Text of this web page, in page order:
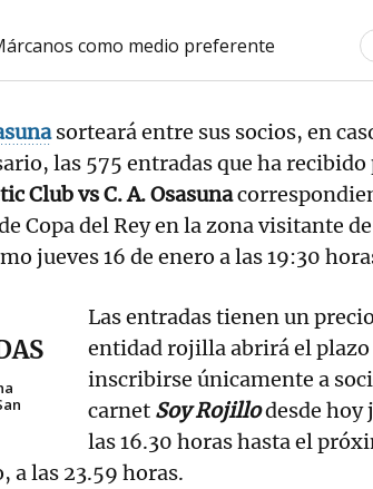
como medio preferente
sorteará entre sus socios, en
las 575 entradas que ha
Club vs C. A. Osasuna
Copa del Rey en la zona visitante
jueves 16 de enero a las 19:30
Las entradas tienen un
entidad rojilla abrirá el plazo
inscribirse únicamente a
carnet Soy Rojillodesde hoy
las 16.30 horas hasta el
a las 23.59 horas.